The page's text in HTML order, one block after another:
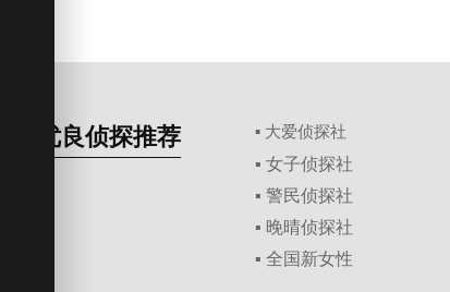
优良侦探推荐 ▪ 大爱侦探社
▪ 女子侦探社
▪ 警民侦探社
▪ 晚晴侦探社
▪ 全国新女性